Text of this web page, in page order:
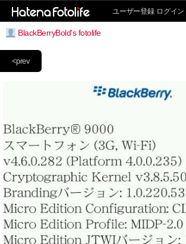
ユーザー登録 ログイン
BlackBerryBold's fotolife
<prev